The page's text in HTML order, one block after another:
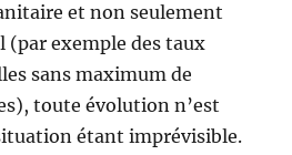
et non seulement
(par exemple des taux
sans maximum de
toute évolution n’est
étant imprévisible.